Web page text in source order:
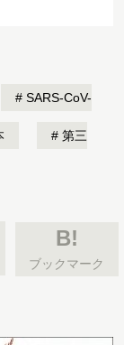
SARS-CoV-
第三
B!
ブックマーク